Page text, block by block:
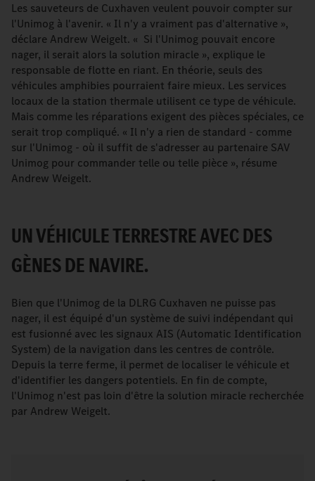
Les sauveteurs de Cuxhaven veulent pouvoir compter sur
l'Unimog à l'avenir. « Il n'y a vraiment pas d'alternative »,
déclare Andrew Weigelt. « Si l'Unimog pouvait encore
nager, il serait alors la solution miracle », explique le
responsable de flotte en riant. En théorie, seuls des
véhicules amphibies pourraient faire mieux. Les services
locaux de la station thermale utilisent ce type de véhicule.
Mais comme les réparations exigent des pièces spéciales, ce
serait trop compliqué. « Il n'y a rien de standard - comme
sur l'Unimog - où il suffit de s'adresser au partenaire SAV
Unimog pour commander telle ou telle pièce », résume
Andrew Weigelt.
UN VÉHICULE TERRESTRE AVEC DES
GÈNES DE NAVIRE.
Bien que l'Unimog de la DLRG Cuxhaven ne puisse pas
nager, il est équipé d'un système de suivi indépendant qui
est fusionné avec les signaux AIS (Automatic Identification
System) de la navigation dans les centres de contrôle.
Depuis la terre ferme, il permet de localiser le véhicule et
d'identifier les dangers potentiels. En fin de compte,
l'Unimog n'est pas loin d'être la solution miracle recherchée
par Andrew Weigelt.